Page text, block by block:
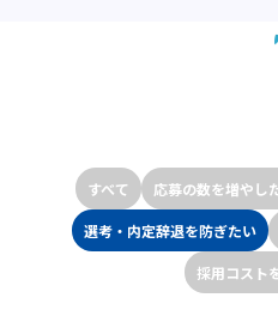
すべて 応募の数を増やし
選考・内定辞退を防ぎたい
採用コスト